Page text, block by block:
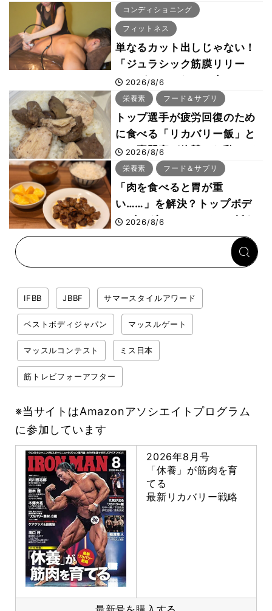
ボコンディショニング
フィットネス
単なるカット出しじゃない！
「ジュラシック筋膜リリー
ス」が口コミだけで大ヒット
した納得の理由 木澤大祐が
解説
2026/8/6
栄養素 フード＆サプリ
トップ選手が疲労回復のため
に食べる「リカバリー飯」と
は？専門家が絶賛した鶏レバ
ー活用法
2026/8/6
栄養素 フード＆サプリ
「肉を食べると胃が重
い……」を解決？トップボデ
ィビルダーのリカバリー飯を
専門家がロジカル解説
2026/8/6
IFBB JBBF サマースタイルアワード
ベストボディジャパン マッスルゲート
マッスルコンテスト ミス日本
筋トレビフォーアフター
※当サイトはAmazonアソシエイトプログラム
に参加しています
2026年8月号
「休養」が筋肉を育
てる
最新リカバリー戦略